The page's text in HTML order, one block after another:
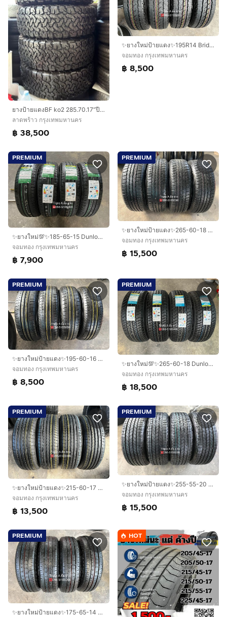
ยางป้ายแดงBF ko2 285.70.17“ปี26
ลาดพร้าว กรุงเทพมหานคร
฿ 38,500
✨ยางใหม่ป้ายแดง✨195R14 Bridgestone🚩ปี 26🚩เหมาะสำหรับ รถกระบะบรรทุกตัวเตี้ย
จอมทอง กรุงเทพมหานคร
฿ 8,500
PREMIUM
✨ยางใหม่💯✨185-65-15 Dunlop🚩ปี 26🚩💖ใหม่กริ๊บ💖
จอมทอง กรุงเทพมหานคร
฿ 7,900
PREMIUM
✨ยางใหม่ป้ายแดง✨265-60-18 Dunlop🚩ปี 26🚩ใหม่กริ๊บ💖ถอดจาก🚗รถใหม่ป้ายแดง
จอมทอง กรุงเทพมหานคร
฿ 15,500
PREMIUM
✨ยางใหม่ป้ายแดง✨195-60-16 Yokohama🚩ปี 26🚩ใหม่กริ๊บ💖ถอดจาก🚗โชว์รูมรถ
จอมทอง กรุงเทพมหานคร
฿ 8,500
PREMIUM
✨ยางใหม่💯✨265-60-18 Dunlop(แก้มขาว🤍)🚩ปี 26🚩เหมาะสำหรับ รถกระบะตัวสูง และ SUV
จอมทอง กรุงเทพมหานคร
฿ 18,500
PREMIUM
✨ยางใหม่ป้ายแดง✨215-60-17 Yokohama🚩ปี 26🚩ใหม่กริ๊บ🚗ถอดจากโชว์รูม
จอมทอง กรุงเทพมหานคร
฿ 13,500
PREMIUM
✨ยางใหม่ป้ายแดง✨255-55-20 GoodYear🚩ปี 26🚩ใหม่กริ๊บ💖เหมาะสำหรับ รถกระบะตัวสูง และ SUV ทุกรุ่น
จอมทอง กรุงเทพมหานคร
฿ 15,500
PREMIUM
✨ยางใหม่ป้ายแดง✨175-65-14 Bridgestone💥ปลายปี25💥💖สวยกริ๊บ🚗ถอดจากรถใหม่ป้ายแดง
HOT